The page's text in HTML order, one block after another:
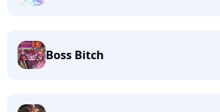
Boss Bitch